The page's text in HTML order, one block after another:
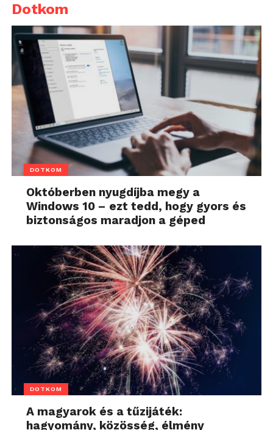
Dotkom
DOTKOM
Októberben nyugdíjba megy a
Windows 10 – ezt tedd, hogy gyors és
biztonságos maradjon a géped
DOTKOM
A magyarok és a tűzijáték:
hagyomány, közösség, élmény